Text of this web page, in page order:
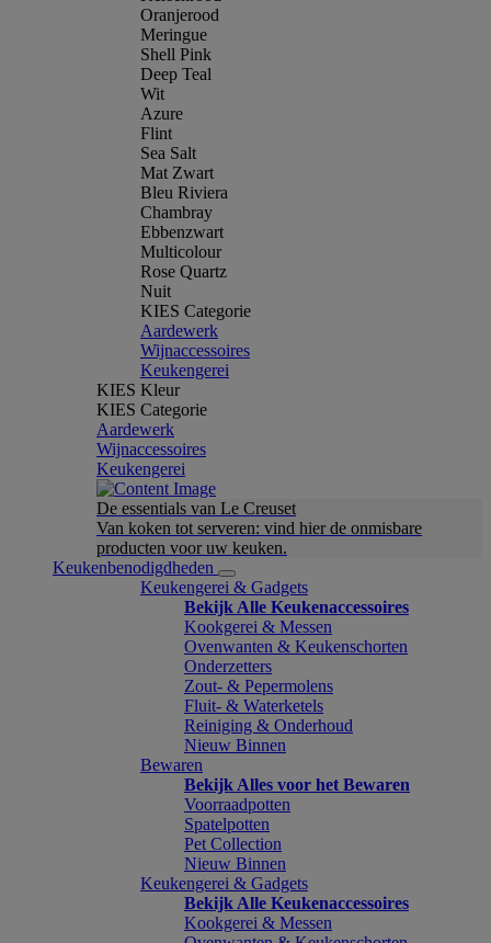
Oranjerood
Meringue
Shell Pink
Deep Teal
Wit
Azure
Flint
Sea Salt
Mat Zwart
Bleu Riviera
Chambray
Ebbenzwart
Multicolour
Rose Quartz
Nuit
KIES Categorie
Aardewerk
Wijnaccessoires
Keukengerei
KIES Kleur
KIES Categorie
Aardewerk
Wijnaccessoires
Keukengerei
De essentials van Le Creuset
Van koken tot serveren: vind hier de onmisbare
producten voor uw keuken.
Keukenbenodigdheden
Keukengerei & Gadgets
Bekijk Alle Keukenaccessoires
Kookgerei & Messen
Ovenwanten & Keukenschorten
Onderzetters
Zout- & Pepermolens
Fluit- & Waterketels
Reiniging & Onderhoud
Nieuw Binnen
Bewaren
Bekijk Alles voor het Bewaren
Voorraadpotten
Spatelpotten
Pet Collection
Nieuw Binnen
Keukengerei & Gadgets
Bekijk Alle Keukenaccessoires
Kookgerei & Messen